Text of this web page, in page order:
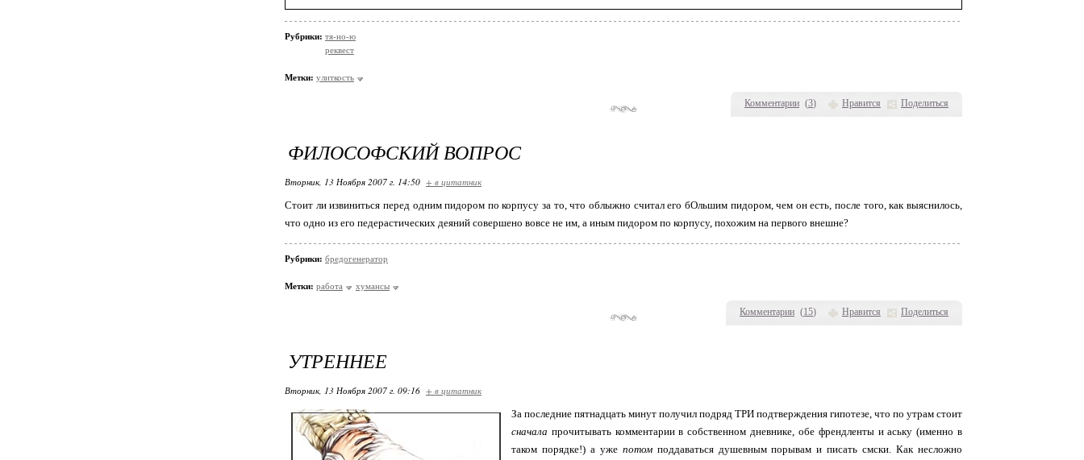
Комментарии (3) Нравится Поделиться
Рубрики: тя-но-ю
реквест
Метки: улиткость
Комментарии (15) Нравится Поделиться
ФИЛОСОФСКИЙ ВОПРОС
Вторник, 13 Ноября 2007 г. 14:50 + в цитатник
Стоит ли извиниться перед одним пидором по корпусу за то, что облыжно считал его бОльшим пидором, чем он есть, после того, как выяснилось,
что одно из его педерастических деяний совершено вовсе не им, а иным пидором по корпусу, похожим на первого внешне?
Рубрики: бредогенератор
Метки: работа хумансы
УТРЕННЕЕ
Вторник, 13 Ноября 2007 г. 09:16 + в цитатник
За последние пятнадцать минут получил подряд ТРИ подтверждения гипотезе, что по утрам стоит
сначала прочитывать комментарии в собственном дневнике, обе френдленты и аську (именно в
таком порядке!) а уже потомподдаваться душевным порывам и писать смски. Как несложно